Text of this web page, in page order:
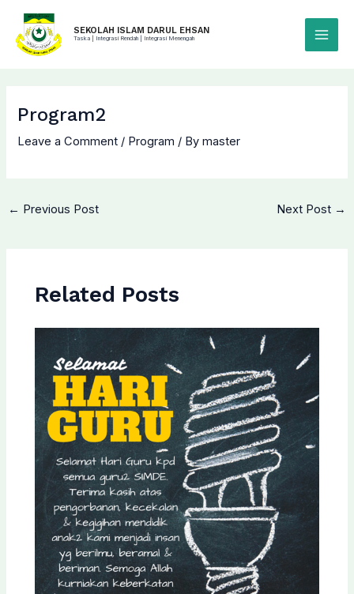
content
SEKOLAH ISLAM DARUL EHSAN
Taska | Integrasi Rendah | Integrasi Menengah
Main
Program2
Leave a Comment / Program / Bymaster
← Previous Post Next Post →
Related Posts